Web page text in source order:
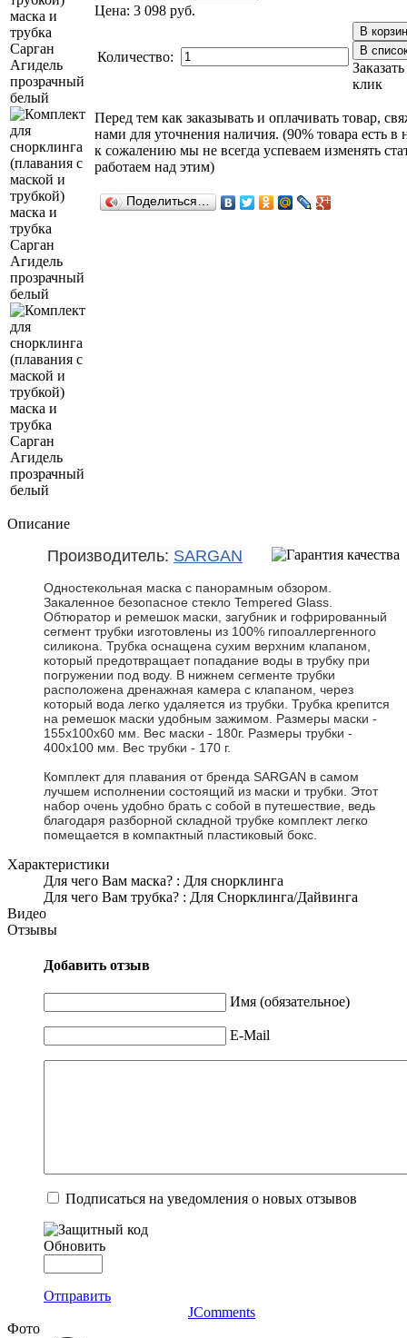
Цена: 3 098 руб.
Количество:
клик
Перед тем как заказывать и оплачивать товар,
нами для уточнения наличия. (90% товара есть в
к сожалению мы не всегда успеваем изменять
работаем над этим)
Поделиться…
Описание
Производитель: SARGAN
Одностекольная маска с панорамным обзором.
Закаленное безопасное стекло Tempered Glass.
Обтюратор и ремешок маски, загубник и гофрированный
сегмент трубки изготовлены из 100% гипоаллергенного
силикона. Трубка оснащена сухим верхним клапаном,
который предотвращает попадание воды в трубку при
погружении под воду. В нижнем сегменте трубки
расположена дренажная камера с клапаном, через
который вода легко удаляется из трубки. Трубка крепится
на ремешок маски удобным зажимом. Размеры маски -
155х100х60 мм. Вес маски - 180г. Размеры трубки -
400х100 мм. Вес трубки - 170 г.
Комплект для плавания от бренда SARGAN в самом
лучшем исполнении состоящий из маски и трубки. Этот
набор очень удобно брать с собой в путешествие, ведь
благодаря разборной складной трубке комплект легко
помещается в компактный пластиковый бокс.
Характеристики
Для чего Вам маска? : Для снорклинга
Для чего Вам трубка? : Для Снорклинга/Дайвинга
Видео
Отзывы
Добавить отзыв
Имя (обязательное)
E-Mail
Подписаться на уведомления о новых отзывов
Обновить
Отправить
JComments
Фото